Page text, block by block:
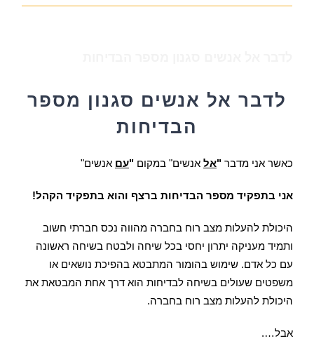
לדבר אל אנשים סגנון מספר
הבדיחות
כאשר אני מדבר "אל אנשים" במקום "עם אנשים"
אני בתפקיד מספר הבדיחות ברצף והוא בתפקיד הקהל!
היכולת להעלות מצב רוח בחברה מהווה נכס חברתי חשוב
ותמיד מעניקה יתרון יחסי בכל שיחה ולבטח בשיחה ראשונה
עם כל אדם. שימוש בהומור המתבטא בהפיכת נושאים או
משפטים שעולים בשיחה לבדיחות הוא דרך אחת המבטאת את
היכולת להעלות מצב רוח בחברה.
אבל….